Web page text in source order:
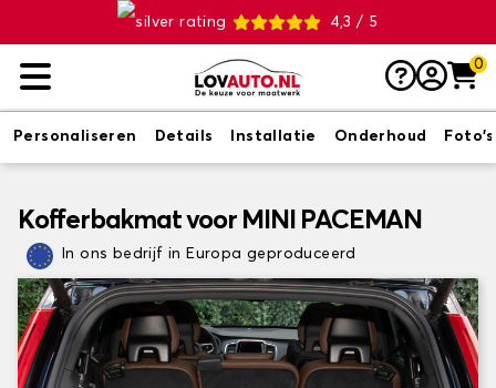
4,3 / 5
0
Personaliseren Details Installatie Onderhoud Foto's
Kofferbakmat voor MINI PACEMAN
In ons bedrijf in Europa geproduceerd